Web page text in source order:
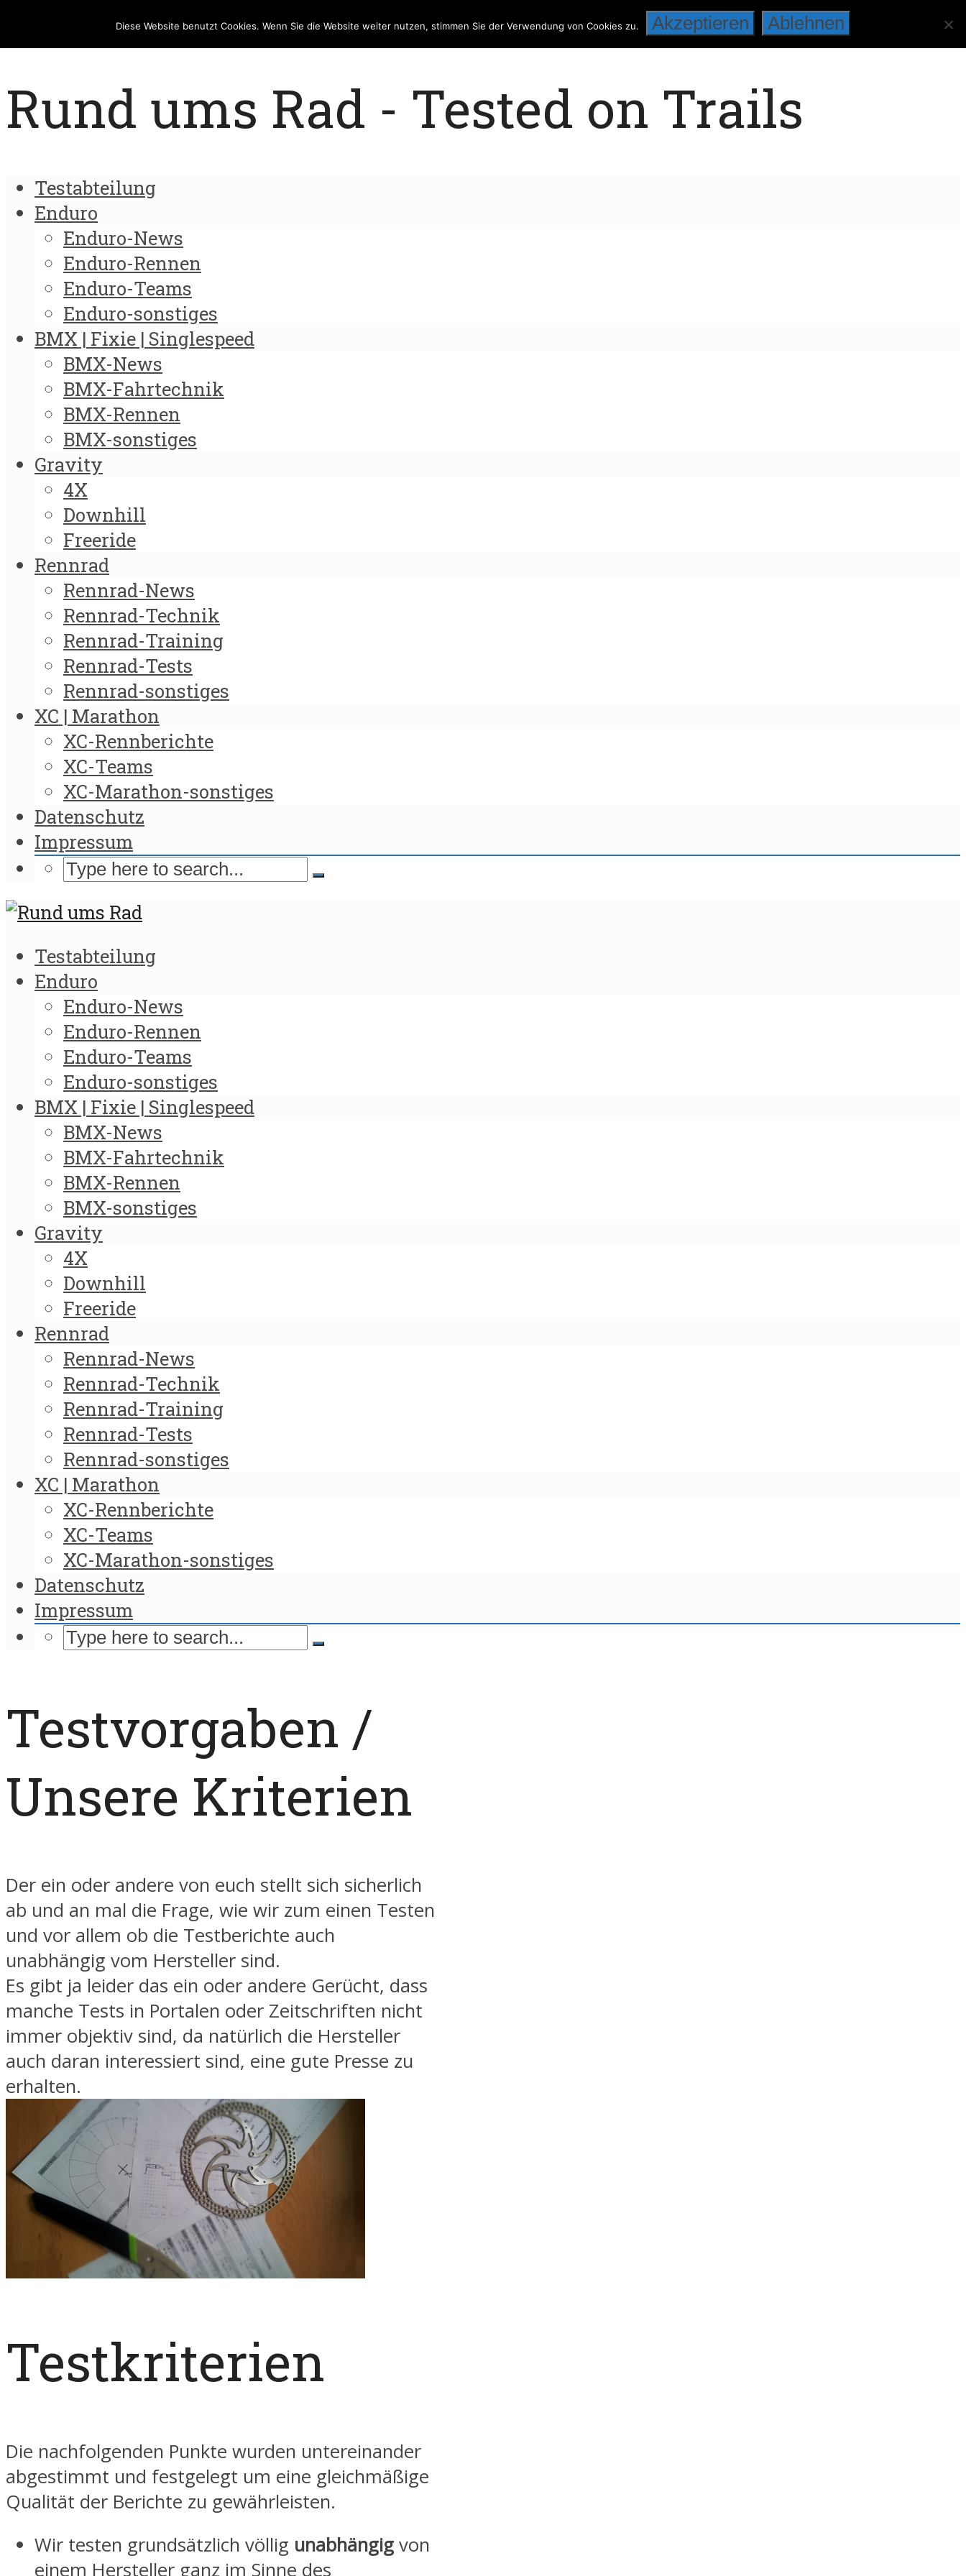
Rund ums Rad - Tested on Trails
Testabteilung
Enduro
Enduro-News
Enduro-Rennen
Enduro-Teams
Enduro-sonstiges
BMX | Fixie | Singlespeed
BMX-News
BMX-Fahrtechnik
BMX-Rennen
BMX-sonstiges
Gravity
4X
Downhill
Freeride
Rennrad
Rennrad-News
Rennrad-Technik
Rennrad-Training
Rennrad-Tests
Rennrad-sonstiges
XC | Marathon
XC-Rennberichte
XC-Teams
XC-Marathon-sonstiges
Datenschutz
Impressum
Testabteilung
Enduro
Enduro-News
Enduro-Rennen
Enduro-Teams
Enduro-sonstiges
BMX | Fixie | Singlespeed
BMX-News
BMX-Fahrtechnik
BMX-Rennen
BMX-sonstiges
Gravity
4X
Downhill
Freeride
Rennrad
Rennrad-News
Rennrad-Technik
Rennrad-Training
Rennrad-Tests
Rennrad-sonstiges
XC | Marathon
XC-Rennberichte
XC-Teams
XC-Marathon-sonstiges
Datenschutz
Impressum
Testvorgaben /
Unsere Kriterien
Der ein oder andere von euch stellt sich sicherlich
ab und an mal die Frage, wie wir zum einen Testen
und vor allem ob die Testberichte auch
unabhängig vom Hersteller sind.
Es gibt ja leider das ein oder andere Gerücht, dass
manche Tests in Portalen oder Zeitschriften nicht
immer objektiv sind, da natürlich die Hersteller
auch daran interessiert sind, eine gute Presse zu
erhalten.
Testkriterien
Die nachfolgenden Punkte wurden untereinander
abgestimmt und festgelegt um eine gleichmäßige
Qualität der Berichte zu gewährleisten.
Wir testen grundsätzlich völlig unabhängig von
einem Hersteller ganz im Sinne des
Diese Website benutzt Cookies. Wenn Sie die Website weiter nutzen, stimmen Sie der Verwendung von Cookies zu. Akzeptieren Ablehnen